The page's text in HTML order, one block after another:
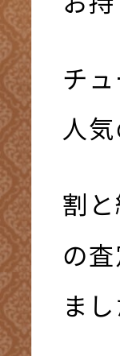
チ
人気
割
の
ま